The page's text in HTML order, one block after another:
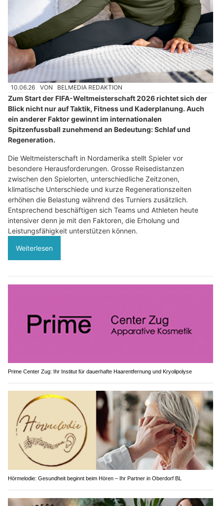
10.06.26 VON BELMEDIA REDAKTION
Zum Start der FIFA-Weltmeisterschaft 2026 richtet sich der
Blick nicht nur auf Taktik, Fitness und Kaderplanung. Auch
ein anderer Faktor gewinnt im internationalen
Spitzenfussball zunehmend an Bedeutung: Schlaf und
Regeneration.
Die Weltmeisterschaft in Nordamerika stellt Spieler vor
besondere Herausforderungen. Grosse Reisedistanzen
zwischen den Spielorten, unterschiedliche Zeitzonen,
klimatische Unterschiede und kurze Regenerationszeiten
erhöhen die Belastung während des Turniers zusätzlich.
Entsprechend beschäftigen sich Teams und Athleten heute
intensiver denn je mit den Faktoren, die Erholung und
Leistungsfähigkeit unterstützen können.
Weiterlesen
Prime Center Zug: Ihr Institut für dauerhafte Haarentfernung und Kryolipolyse
Hörmelodie: Gesundheit beginnt beim Hören – Ihr Partner in Oberdorf BL